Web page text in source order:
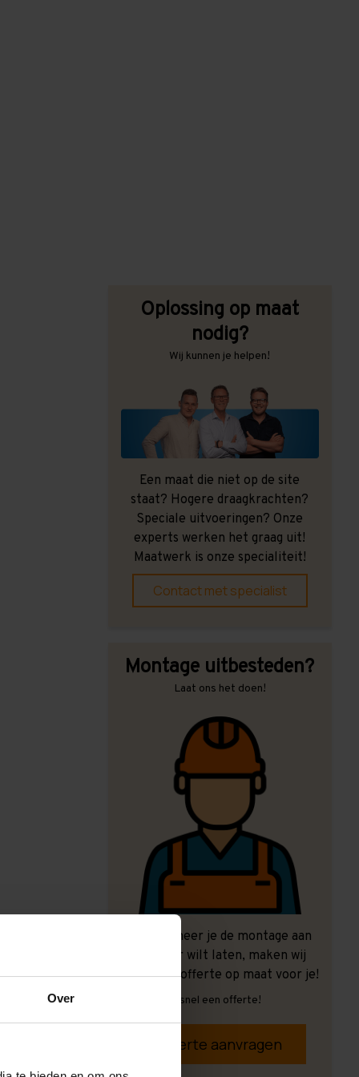
Over
Oplossing op maat
nodig?
Wij kunnen je helpen!
Een maat die niet op de site
staat? Hogere draagkrachten?
Speciale uitvoeringen? Onze
experts werken het graag uit!
Maatwerk is onze specialiteit!
Contact met specialist
Montage uitbesteden?
Laat ons het doen!
Ook wanneer je de montage aan
ons over wilt laten, maken wij
graag een offerte op maat voor je!
Vrijblijvend, snel een offerte!
Offerte aanvragen